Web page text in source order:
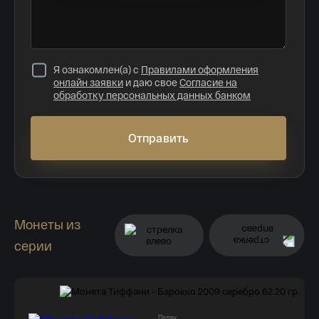
серии - 15 лет!
Я ознакомлен(а) с Правилами оформления
онлайн заявки и даю своеСогласие на
обработку персональных данных банком
Отправить
Монеты из
серии
Палау